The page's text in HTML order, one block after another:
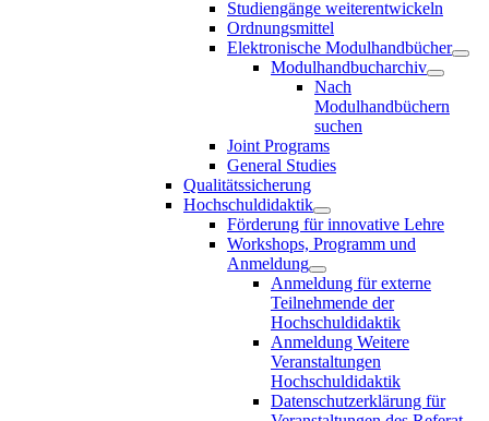
Studiengänge weiterentwickeln
Ordnungsmittel
Elektronische Modulhandbücher
Modulhandbucharchiv
Nach
Modulhandbüchern
suchen
Joint Programs
General Studies
Qualitätssicherung
Hochschuldidaktik
Förderung für innovative Lehre
Workshops, Programm und
Anmeldung
Anmeldung für externe
Teilnehmende der
Hochschuldidaktik
Anmeldung Weitere
Veranstaltungen
Hochschuldidaktik
Datenschutzerklärung für